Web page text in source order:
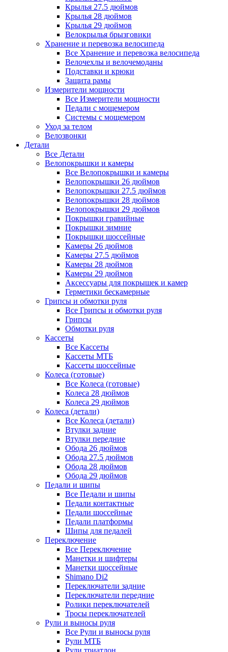
Крылья 27.5 дюймов
Крылья 28 дюймов
Крылья 29 дюймов
Велокрылья брызговики
Хранение и перевозка велосипеда
Все Хранение и перевозка велосипеда
Велочехлы и велочемоданы
Подставки и крюки
Защита рамы
Измерители мощности
Все Измерители мощности
Педали с мощемером
Системы с мощемером
Уход за телом
Велозвонки
Детали
Все Детали
Велопокрышки и камеры
Все Велопокрышки и камеры
Велопокрышки 26 дюймов
Велопокрышки 27.5 дюймов
Велопокрышки 28 дюймов
Велопокрышки 29 дюймов
Покрышки гравийные
Покрышки зимние
Покрышки шоссейные
Камеры 26 дюймов
Камеры 27.5 дюймов
Камеры 28 дюймов
Камеры 29 дюймов
Аксессуары для покрышек и камер
Герметики бескамерные
Грипсы и обмотки руля
Все Грипсы и обмотки руля
Грипсы
Обмотки руля
Кассеты
Все Кассеты
Кассеты МТБ
Кассеты шоссейные
Колеса (готовые)
Все Колеса (готовые)
Колеса 28 дюймов
Колеса 29 дюймов
Колеса (детали)
Все Колеса (детали)
Втулки задние
Втулки передние
Обода 26 дюймов
Обода 27.5 дюймов
Обода 28 дюймов
Обода 29 дюймов
Педали и шипы
Все Педали и шипы
Педали контактные
Педали шоссейные
Педали платформы
Шипы для педалей
Переключение
Все Переключение
Манетки и шифтеры
Манетки шоссейные
Shimano Di2
Переключатели задние
Переключатели передние
Ролики переключателей
Тросы переключателей
Рули и выносы руля
Все Рули и выносы руля
Рули МТБ
Рули триатлон